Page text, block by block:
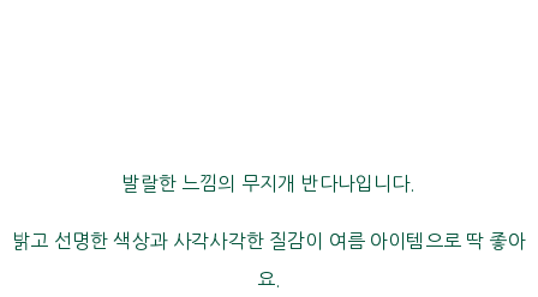
발랄한 느낌의 무지개 반다나입니다.
밝고 선명한 색상과 사각사각한 질감이 여름 아이템으로 딱 좋아
요.